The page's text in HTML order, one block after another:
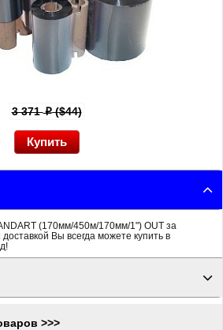
3 371p($44)
(170мм/450м/170мм/1") OUT за
Вы всегда можете купить в
>>>